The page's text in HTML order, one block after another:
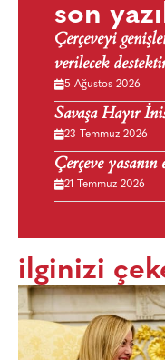
son
Çerçeveyi
verilecek
5 Ağustos 2026
Savaşa Hayır
23 Temmuz 2026
Çerçeve
21 Temmuz 2026
ilginizi